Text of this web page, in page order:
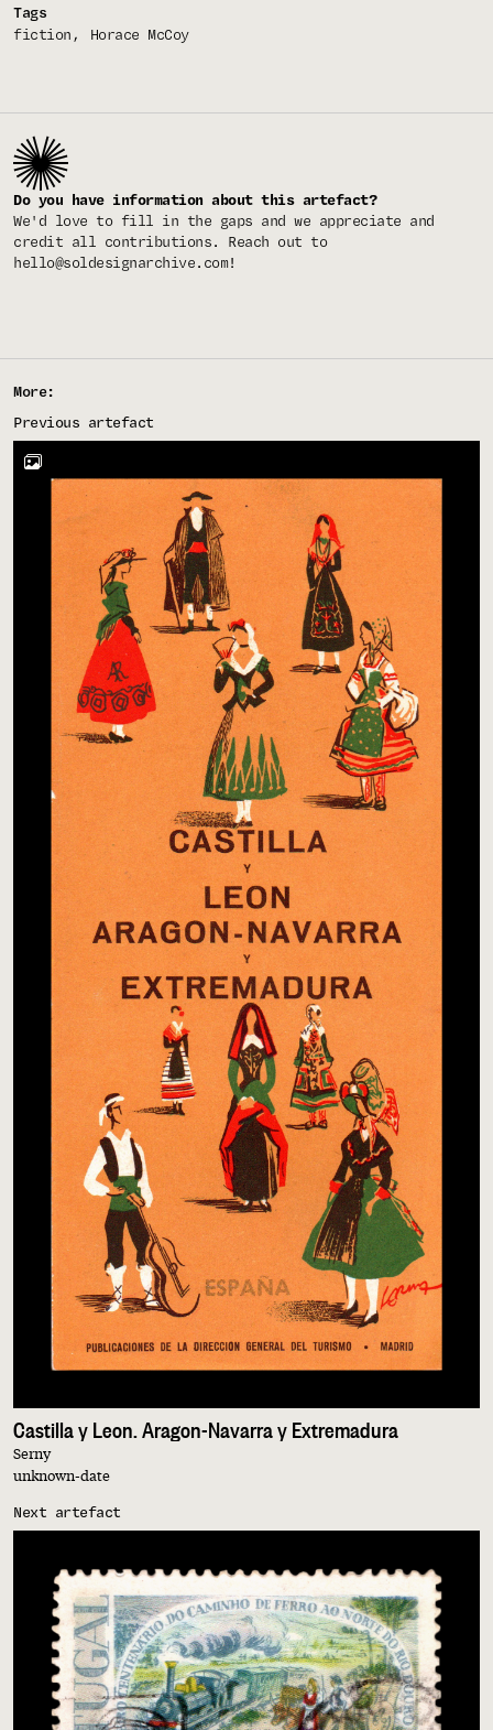
Tags
fiction
Horace McCoy
Do you have information about this artefact?
We'd love to fill in the gaps and we appreciate and
credit all contributions. Reach out to
hello@soldesignarchive.com!
More:
Previous artefact
Castilla y Leon. Aragon-Navarra y Extremadura
Serny
unknown-date
Next artefact